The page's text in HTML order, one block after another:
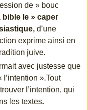
de » bouc
bible le » caper
d’une
exprime ainsi en
juive.
avec justesse que
».Tout
l’intention, qui
les textes.